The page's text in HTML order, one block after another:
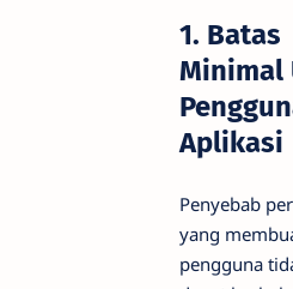
1. Batas
Minimal
Aplikasi
Penyebab
yang
pengguna